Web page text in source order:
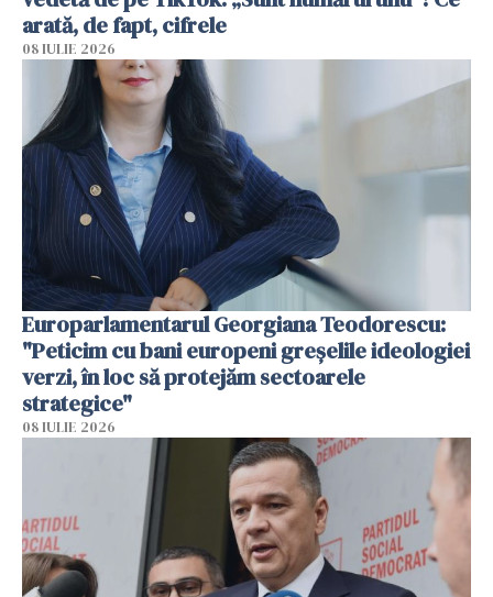
arată, de fapt, cifrele
08 IULIE 2026
Europarlamentarul Georgiana Teodorescu:
"Peticim cu bani europeni greșelile ideologiei
verzi, în loc să protejăm sectoarele
strategice"
08 IULIE 2026